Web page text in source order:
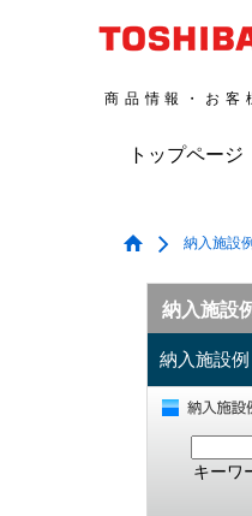
商品情報・お客
トップページ
納入施設
納入施設
納入施設
キーワ